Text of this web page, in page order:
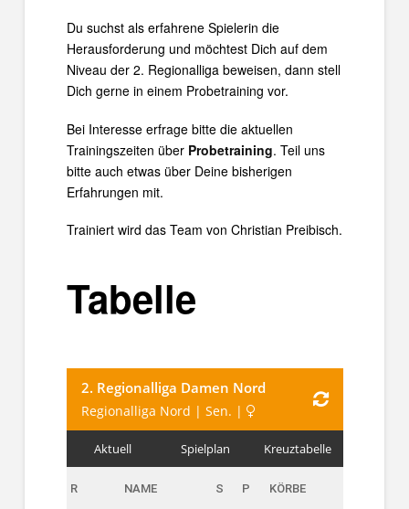
Du suchst als erfahrene Spielerin die
Herausforderung und möchtest Dich auf dem
Niveau der 2. Regionalliga beweisen, dann stell
Dich gerne in einem Probetraining vor.
Bei Interesse erfrage bitte die aktuellen
Trainingszeiten über Probetraining. Teil uns
bitte auch etwas über Deine bisherigen
Erfahrungen mit.
Trainiert wird das Team von Christian Preibisch.
Tabelle